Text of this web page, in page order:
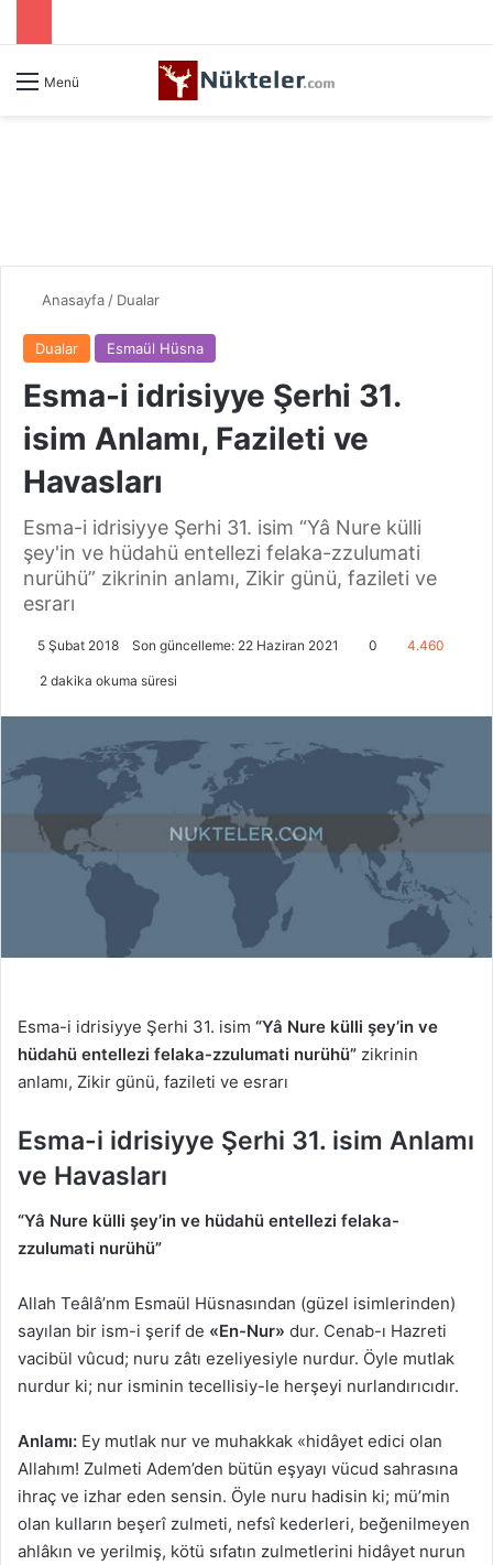
Menü
Anasayfa / Dualar
Dualar Esmaül Hüsna
Esma-i idrisiyye Şerhi 31.
isim Anlamı, Fazileti ve
Havasları
Esma-i idrisiyye Şerhi 31. isim “Yâ Nure külli
şey'in ve hüdahü entellezi felaka-zzulumati
nurühü” zikrinin anlamı, Zikir günü, fazileti ve
esrarı
5 Şubat 2018 Son güncelleme: 22 Haziran 2021 0 4.460
2 dakika okuma süresi
Esma-i idrisiyye Şerhi 31. isim “Yâ Nure külli şey’in ve
hüdahü entellezi felaka-zzulumati nurühü” zikrinin
anlamı, Zikir günü, fazileti ve esrarı
Esma-i idrisiyye Şerhi 31. isim Anlamı
ve Havasları
“Yâ Nure külli şey’in ve hüdahü entellezi felaka-
zzulumati nurühü”
Allah Teâlâ’nm Esmaül Hüsnasından (güzel isimlerinden)
sayılan bir ism-i şerif de «En-Nur» dur. Cenab-ı Hazreti
vacibül vûcud; nuru zâtı ezeliyesiyle nurdur. Öyle mutlak
nurdur ki; nur isminin tecellisiy-le herşeyi nurlandırıcıdır.
Anlamı: Ey mutlak nur ve muhakkak «hidâyet edici olan
Allahım! Zulmeti Adem’den bütün eşyayı vücud sahrasına
ihraç ve izhar eden sensin. Öyle nuru hadisin ki; mü’min
olan kulların beşerî zulmeti, nefsî kederleri, beğenilmeyen
ahlâkın ve yerilmiş, kötü sıfatın zulmetlerini hidâyet nurun